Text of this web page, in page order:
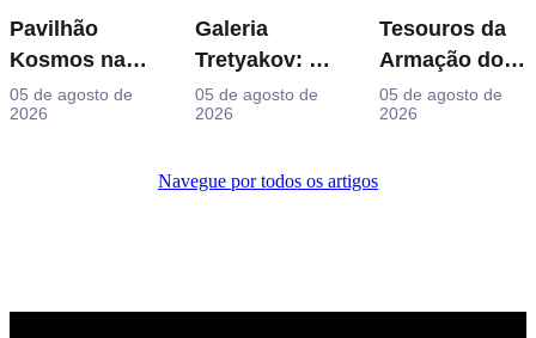
Pavilhão
Kosmos na
VDNKh:
Dentro da
05 de agosto de
2026
Galeria
Tretyakov: As
Obras-Primas
que Vale a
a Visita
05 de agosto de
2026
Tesouros da
Armação do
Kremlin:
Ovos
05 de agosto de
2026
Navegue por todos os artigos